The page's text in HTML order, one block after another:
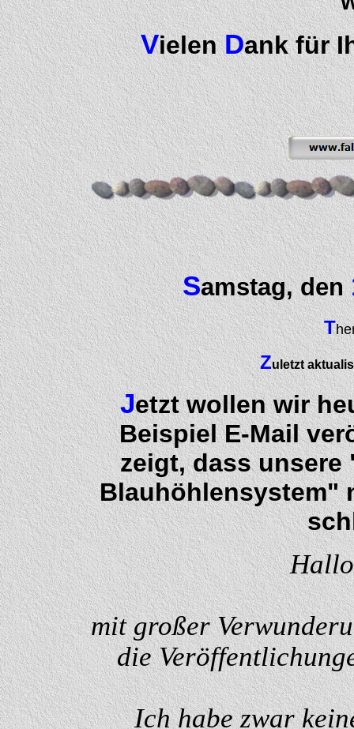
VielenDank für
Samstag, den
T
Zuletzt
Jetzt wollen wir
Beispiel E-Mail
zeigt, dass
Blauhöhlensystem"
Hallo
mit großer
die
Ich habe zwar